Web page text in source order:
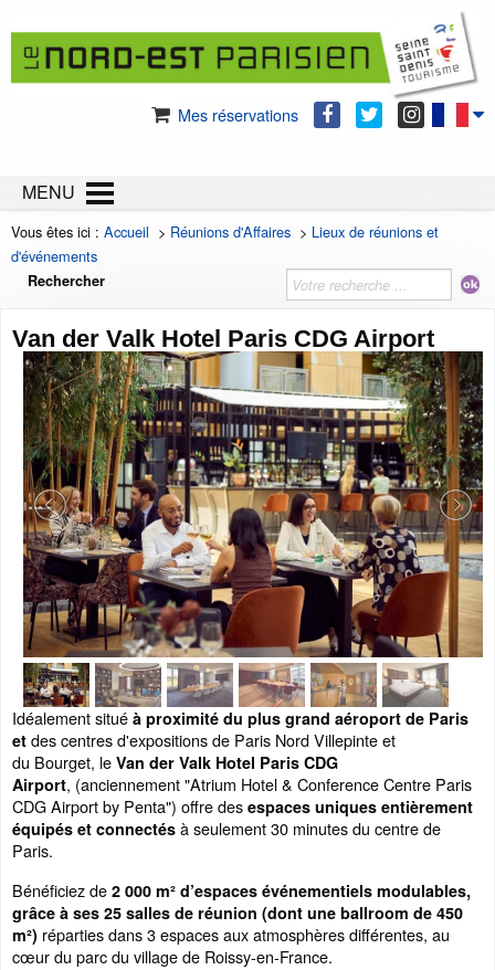
Mes réservations
MENU
Vous êtes ici : Accueil > Réunions d'Affaires > Lieux de réunions et
d'événements
Rechercher
Van der Valk Hotel Paris CDG Airport
Idéalement situé à proximité du plus grand aéroport de Paris
et des centres d'expositions de Paris Nord Villepinte et
du Bourget, le Van der Valk Hotel Paris CDG
Airport, (anciennement "Atrium Hotel & Conference Centre Paris
CDG Airport by Penta") offre des espaces uniques entièrement
équipés et connectés à seulement 30 minutes du centre de
Paris.
Bénéficiez de 2 000 m² d’espaces événementiels modulables,
grâce à ses 25 salles de réunion (dont une ballroom de 450
m²) réparties dans 3 espaces aux atmosphères différentes, au
cœur du parc du village de Roissy-en-France.